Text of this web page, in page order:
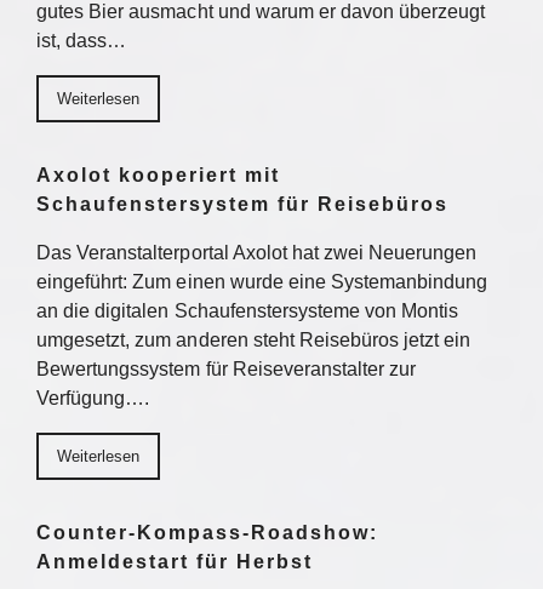
gutes Bier ausmacht und warum er davon überzeugt
ist, dass…
Weiterlesen
Axolot kooperiert mit
Schaufenstersystem für Reisebüros
Das Veranstalterportal Axolot hat zwei Neuerungen
eingeführt: Zum einen wurde eine Systemanbindung
an die digitalen Schaufenstersysteme von Montis
umgesetzt, zum anderen steht Reisebüros jetzt ein
Bewertungssystem für Reiseveranstalter zur
Verfügung….
Weiterlesen
Counter-Kompass-Roadshow:
Anmeldestart für Herbst